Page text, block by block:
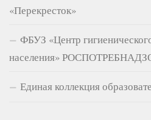
«Перекресток»
ФБУЗ «Центр
населения»
Единая коллекция